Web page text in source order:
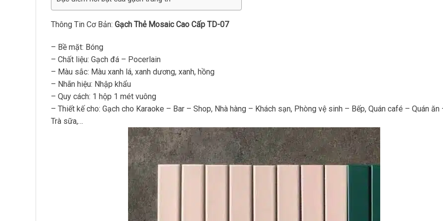
Thông Tin Cơ Bản: Gạch Thẻ Mosaic Cao Cấp TD-07
– Bề mặt: Bóng
– Chất liệu: Gạch đá – Pocerlain
– Màu sắc: Màu xanh lá, xanh dương, xanh, hồng
– Nhãn hiệu: Nhập khẩu
– Quy cách: 1 hộp 1 mét vuông
– Thiết kế cho: Gạch cho Karaoke – Bar – Shop, Nhà hàng – Khách sạn, Phòng vệ sinh – Bếp, Quán café – Quán ăn
Trà sữa,…